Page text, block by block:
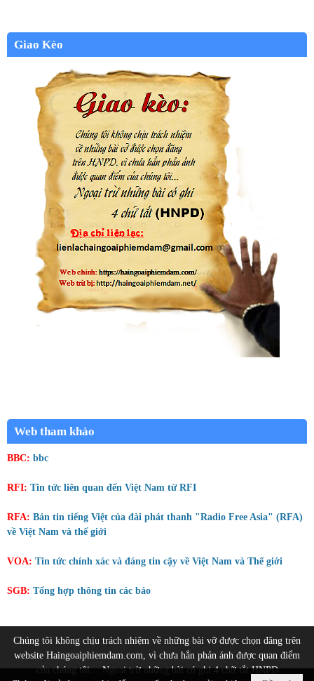
Giao Kèo
Web tham khảo
BBC: bbc
RFI: Tin tức liên quan đến Việt Nam từ RFI
RFA: Bản tin tiếng Việt của đài phát thanh "Radio Free Asia" (RFA)
về Việt Nam và thế giới
VOA: Tin tức chính xác và đáng tin cậy về Việt Nam và Thế giới
SGB: Tổng hợp thông tin các báo
Chúng tôi không chịu trách nhiệm về những bài vỡ được chọn đăng trên
website Haingoaiphiemdam.com, vì chưa hẳn phản ánh được quan điểm
của chúng tôi… Ngoại trừ những bài có ghi 4 chữ tắt HNPD